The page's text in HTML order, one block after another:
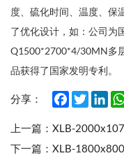
度、硫化时间、温度、保
了优化设计，如：公司为
Q1500*2700*4/30MN多
品获得了国家发明专利。
分享： Facebook
Twitter
上一篇： XLB-
下一篇： XLB-